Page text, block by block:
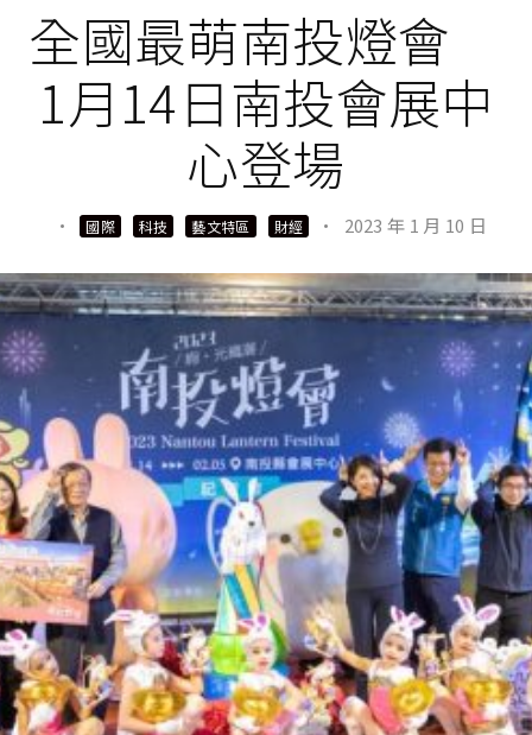
全國最萌南投燈會
1月14日南投會展中
心登場
· 國際 科技 藝文特區 財經 · 2023 年 1 月 10 日